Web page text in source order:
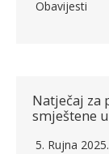
Obavijesti
Natječaj za
smještene
5. Rujna 2025.